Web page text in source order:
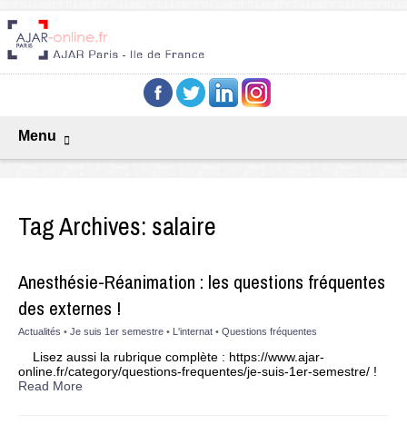
Menu
Tag Archives: salaire
Anesthésie-Réanimation : les questions fréquentes
des externes !
Actualités • Je suis 1er semestre • L'internat • Questions fréquentes
Lisez aussi la rubrique complète : https://www.ajar-
online.fr/category/questions-frequentes/je-suis-1er-semestre/ !
Read More